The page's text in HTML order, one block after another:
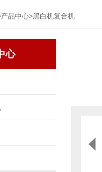
产品中心>黑白机复合机
心